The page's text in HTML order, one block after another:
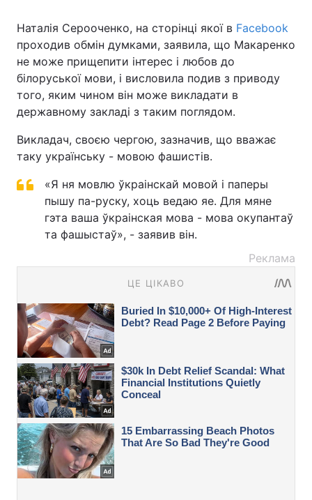
Наталія Серооченко, на сторінці якої в Facebook
проходив обмін думками, заявила, що Макаренко
не може прищепити інтерес і любов до
білоруської мови, і висловила подив з приводу
того, яким чином він може викладати в
державному закладі з таким поглядом.
Викладач, своєю чергою, зазначив, що вважає
таку українську - мовою фашистів.
«Я ня мовлю ўкраінскай мовой і паперы
пышу па-руску, хоць ведаю яе. Для мяне
гэта ваша ўкраінская мова - мова окупантаў
та фашыстаў», - заявив він.
Реклама